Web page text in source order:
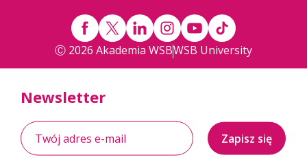
Ⓒ 2026 Akademia WSBWSB University
Newsletter
Zapisz się